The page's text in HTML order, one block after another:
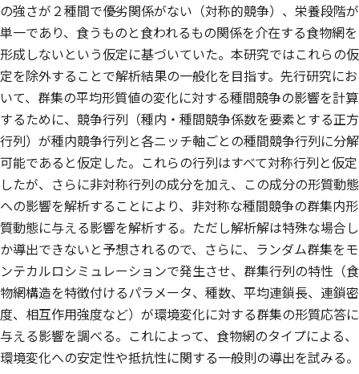
の強さが２種間で優劣関係がない（対称的競争）、栄養段階が
単一であり、食うものと食われるもの関係を介在する食物網を
形成しないという仮定に基づいていた。本研究ではこれらの仮
定を除外することで解析結果の一般化を目指す。先行研究にお
いて、群集の平均形質値の変化に対する種間競争の影響を計算
するために、競争行列（種内・種間競争係数を要素とする正方
行列）が種内競争行列と各ニッチ軸ごとの種間競争行列に分解
可能であると仮定した。これらの行列はすべて対称行列と仮定
したが、さらに非対称行列の成分を加え、この成分の形質動態
への影響を解析することにより、非対称な種間競争の群集内形
質動態に与える影響を解析する。ただし解析解は特殊な場合し
か導出できないと予想されるので、さらに、ランダム群集をモ
ンテカルロシミュレーションで発生させ、群集行列の特性（食
物網構造を特徴付けるパラメータ、種数、平均連鎖長、連鎖密
度、相互作用強度など）が環境変化に対する群集の形質応答に
与える影響を調べる。これによって、食物網のタイプによる、
環境変化への安定性や抵抗性に関する一般則の導出を試みる。